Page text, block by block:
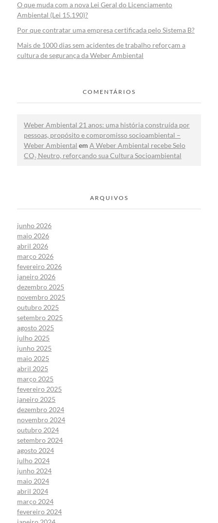
O que muda com a nova Lei Geral do Licenciamento
Ambiental (Lei 15.190)?
Por que contratar uma empresa certificada pelo Sistema B?
Mais de 1000 dias sem acidentes de trabalho reforçam a
cultura de segurança da Weber Ambiental
COMENTÁRIOS
Weber Ambiental 21 anos: uma história construída por
pessoas, propósito e compromisso socioambiental –
Weber Ambiental em A Weber Ambiental recebe Selo
CO₂ Neutro, reforçando sua Cultura Socioambiental
ARQUIVOS
junho 2026
maio 2026
abril 2026
março 2026
fevereiro 2026
janeiro 2026
dezembro 2025
novembro 2025
outubro 2025
setembro 2025
agosto 2025
julho 2025
junho 2025
maio 2025
abril 2025
março 2025
fevereiro 2025
janeiro 2025
dezembro 2024
novembro 2024
outubro 2024
setembro 2024
agosto 2024
julho 2024
junho 2024
maio 2024
abril 2024
março 2024
fevereiro 2024